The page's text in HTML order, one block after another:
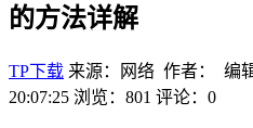
的方法详解
TP下载 来源：网络 作者： 编
20:07:25 浏览：801 评论：0